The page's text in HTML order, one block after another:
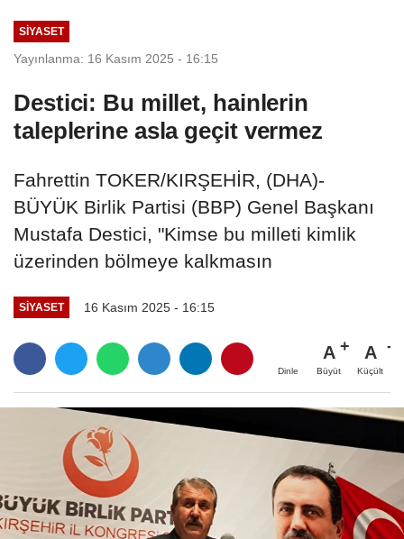
SIYASET
Yayınlanma: 16 Kasım 2025 - 16:15
Destici: Bu millet, hainlerin
taleplerine asla geçit vermez
Fahrettin TOKER/KIRŞEHİR, (DHA)-
BÜYÜK Birlik Partisi (BBP) Genel Başkanı
Mustafa Destici, "Kimse bu milleti kimlik
üzerinden bölmeye kalkmasın
SIYASET 16 Kasım 2025 - 16:15
Dinle
A
Büyüt
A
Küçült